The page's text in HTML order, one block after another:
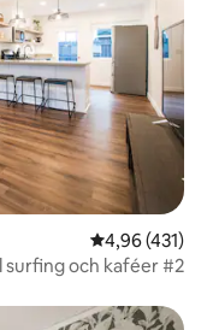
4,96 av 5 i
4,96 (431)
surfing och kaféer #2